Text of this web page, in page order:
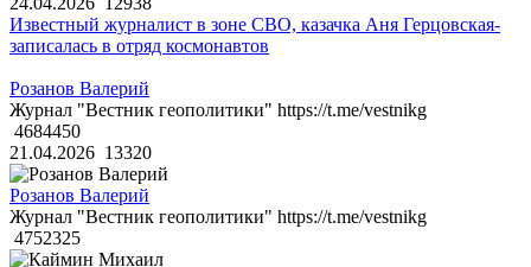
Известный журналист в зоне СВО, казачка Аня Герцовская-
записалась в отряд космонавтов
Розанов Валерий
Журнал "Вестник геополитики" https://t.me/vestnikg
4684450
21.04.2026 13320
Розанов Валерий
Журнал "Вестник геополитики" https://t.me/vestnikg
4752325